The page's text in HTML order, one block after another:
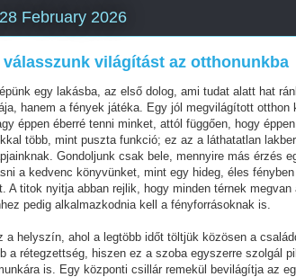
February 2026
válasszunk világítást az otthonunkba
egy lakásba, az első dolog, ami tudat alatt hat
hanem a fények játéka. Egy jól megvilágított otthon
éppen éberré tenni minket, attól függően, hogy
több, mint puszta funkció; ez az a láthatatlan
Gondoljunk csak bele, mennyire más érzés
a kedvenc könyvünket, mint egy hideg, éles
A titok nyitja abban rejlik, hogy minden térnek
pedig alkalmazkodnia kell a fényforrásoknak is.
a helyszín, ahol a legtöbb időt töltjük közösen a
a rétegzettség, hiszen ez a szoba egyszerre szolgál
is. Egy központi csillár remekül bevilágítja az